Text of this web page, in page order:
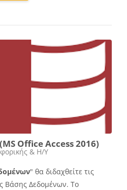
Office Access 2016)
& Η/Υ
" θα διδαχθείτε τις
Βάσης Δεδομένων. Το